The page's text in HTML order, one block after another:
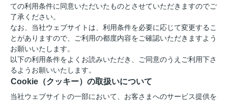
ての利用条件に同意いただいたものとさせていただきますのでご
了承ください。
なお、当社ウェブサイトは、利用条件を必要に応じて変更するこ
とがありますので、ご利用の都度内容をご確認いただきますよう
お願いいたします。
以下の利用条件をよくお読みいただき、ご同意のうえご利用下さ
るようお願いいたします。
Cookie（クッキー）の取扱いについて
当社ウェブサイトの一部において、お客さまへのサービス提供を